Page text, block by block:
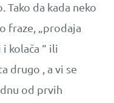
Tako da kada neko
fraze, „prodaja
kolača “ ili
drugo , a vi se
od prvih